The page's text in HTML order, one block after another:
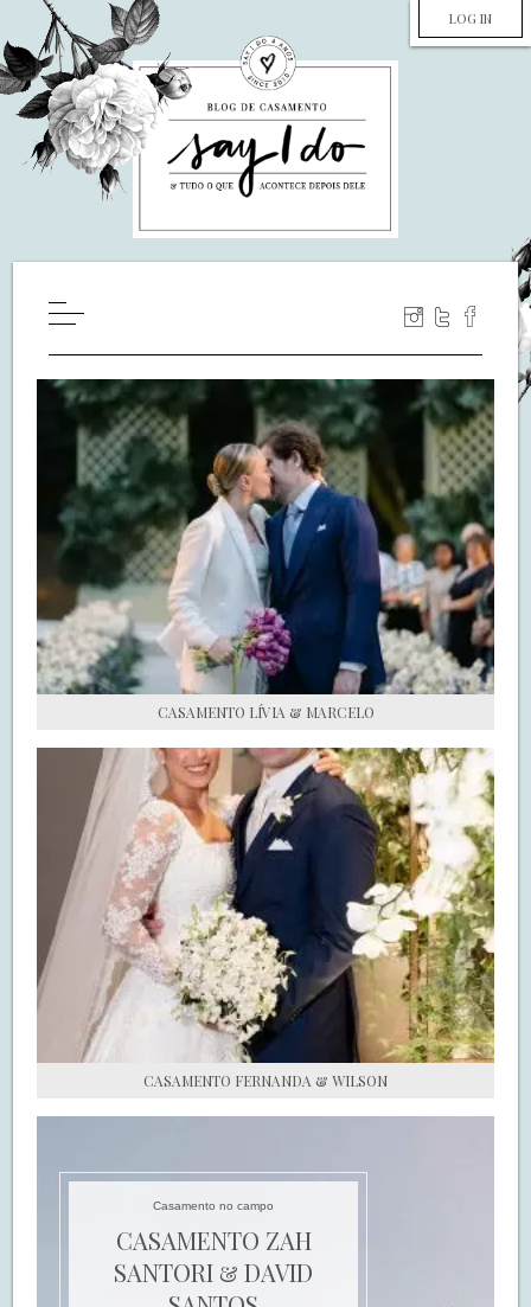
LOG IN
WILL YOU MARRY ME?
LUA DE MEL
COZINHA
DECORAÇÃO
DE NOIVA PRA NOIVA
S.O.S CASADAS
FALE COM O SAY I DO
CASAMENTO LÍVIA & MARCELO
CASAMENTO FERNANDA & WILSON
Casamento no campo
CASAMENTO ZAH
SANTORI & DAVID